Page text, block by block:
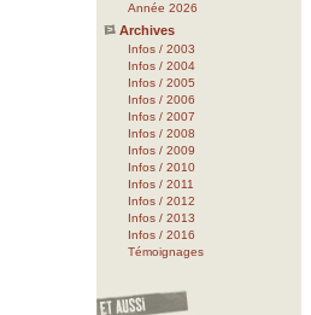
Année 2026
Archives
Infos / 2003
Infos / 2004
Infos / 2005
Infos / 2006
Infos / 2007
Infos / 2008
Infos / 2009
Infos / 2010
Infos / 2011
Infos / 2012
Infos / 2013
Infos / 2016
Témoignages